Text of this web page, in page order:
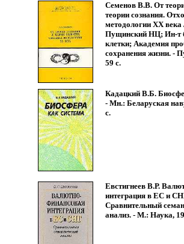
Семенов В.В. От
теории сознания.
методологии XX
Пущинский НЦ; Ин-т
клетки; Академия
сохранения жизни. -
59 с.
Кадацкий В.Б.
- Мн.: Беларуская
с.
Евстигнеев В.Р.
интеграция в ЕС и
Сравнительный
анализ. - М.: Наука,